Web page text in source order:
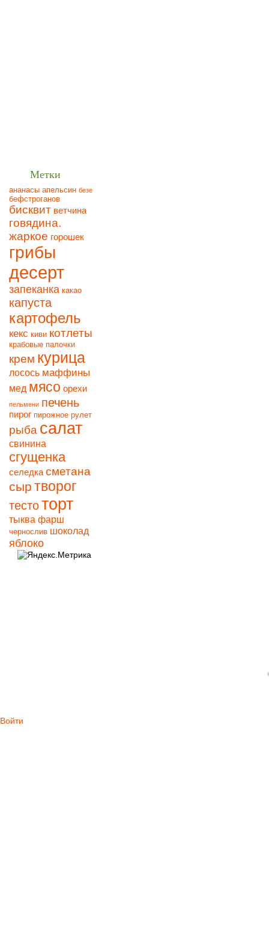
Метки
ананасы апельсин безе
бефстроганов
бисквит ветчина
говядина.
жаркое горошек
грибы
десерт
запеканка какао
капуста
картофель
кекс киви котлеты
крабовые палочки
крем курица
лосось маффины
мед мясо орехи
пельмени печень
пирог пирожное рулет
рыба салат
свинина
сгущенка
селедка сметана
сыр творог
тестоторт
тыква фарш
чернослив шоколад
яблоко
Войти